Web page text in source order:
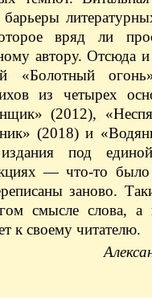
барьеры
вряд ли
автору. Отсюда
«Болотный
из четырех
(2012),
(2018) и
под
— что-то
заново.
смысле слова, а
к своему читателю.